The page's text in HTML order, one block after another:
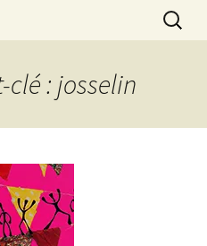
populaire à Teillé
: josselin